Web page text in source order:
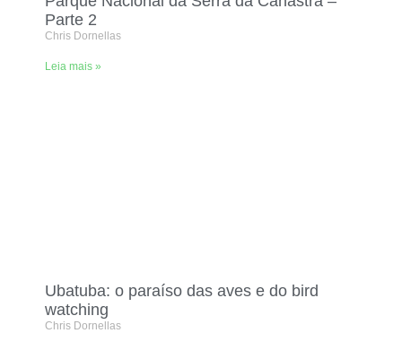
Parte 2
Chris Dornellas
Leia mais »
Ubatuba: o paraíso das aves e do bird
watching
Chris Dornellas